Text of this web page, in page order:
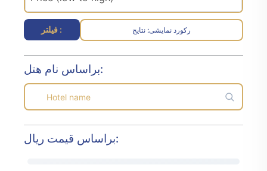
فیلتر : نتایج :رکورد نمایشی
براساس نام هتل:
براساس قیمت ریال: